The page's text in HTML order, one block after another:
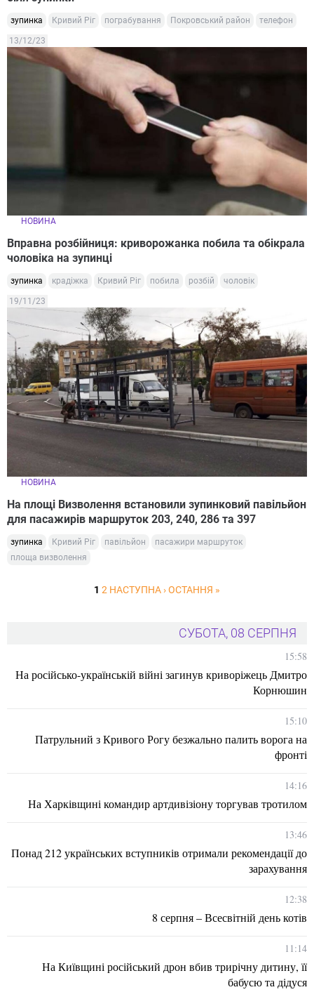
зупинка Кривий Ріг пограбування Покровський район телефон
13/12/23
НОВИНА
Вправна розбійниця: криворожанка побила та обікрала
чоловіка на зупинці
зупинка крадіжка Кривий Ріг побила розбій чоловік
19/11/23
НОВИНА
На площі Визволення встановили зупинковий павільйон
для пасажирів маршруток 203, 240, 286 та 397
зупинка Кривий Ріг павільйон
пасажири маршруток
площа визволення
1 2 НАСТУПНА ›ОСТАННЯ »
СУБОТА, 08 СЕРПНЯ
15:58
На російсько-українській війні загинув криворіжець Дмитро
Корнюшин
15:10
Патрульний з Кривого Рогу безжально палить ворога на
фронті
14:16
На Харківщині командир артдивізіону торгував тротилом
13:46
Понад 212 українських вступників отримали рекомендації до
зарахування
12:38
8 серпня – Всесвітній день котів
11:14
На Київщині російський дрон вбив трирічну дитину, її
бабусю та дідуся